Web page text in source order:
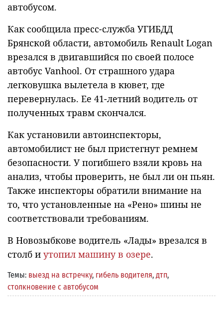
автобусом.
Как сообщила пресс-служба УГИБДД
Брянской области, автомобиль Renault Logan
врезался в двигавшийся по своей полосе
автобус Vanhool. От страшного удара
легковушка вылетела в кювет, где
перевернулась. Ее 41-летний водитель от
полученных травм скончался.
Как установили автоинспекторы,
автомобилист не был пристегнут ремнем
безопасности. У погибшего взяли кровь на
анализ, чтобы проверить, не был ли он пьян.
Также инспекторы обратили внимание на
то, что установленные на «Рено» шины не
соответствовали требованиям.
В Новозыбкове водитель «Лады» врезался в
столб и утопил машину в озере.
Темы: выезд на встречку, гибель водителя, дтп,
столкновение с автобусом